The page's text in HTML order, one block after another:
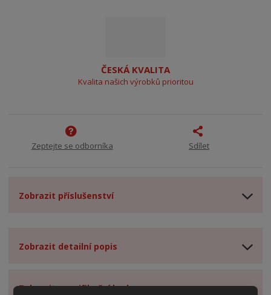
ČESKÁ KVALITA
Kvalita našich výrobků prioritou
Zeptejte se odborníka Sdílet
Zobrazit příslušenství
Zobrazit detailní popis
Zobrazit specifikační body